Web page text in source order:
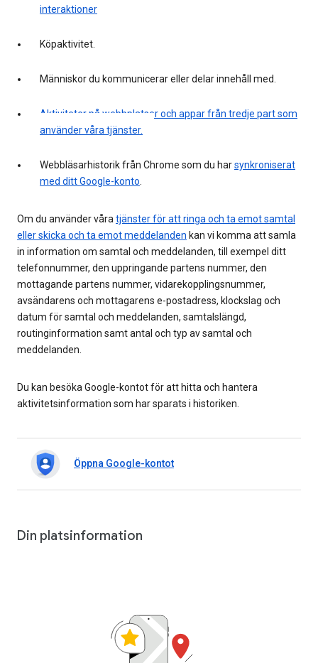
interaktioner
Köpaktivitet.
Människor du kommunicerar eller delar innehåll med.
Aktiviteter på webbplatser och appar från tredje part som
använder våra tjänster.
Webbläsarhistorik från Chrome som du harsynkroniserat
med ditt Google-konto.
Om du använder våratjänster för att ringa och ta emot samtal
eller skicka och ta emot meddelanden kan vi komma att samla
in information om samtal och meddelanden, till exempel ditt
telefonnummer, den uppringande partens nummer, den
mottagande partens nummer, vidarekopplingsnummer,
avsändarens och mottagarens e-postadress, klockslag och
datum för samtal och meddelanden, samtalslängd,
routinginformation samt antal och typ av samtal och
meddelanden.
Du kan besöka Google-kontot för att hitta och hantera
aktivitetsinformation som har sparats i historiken.
Öppna Google-kontot
Din platsinformation